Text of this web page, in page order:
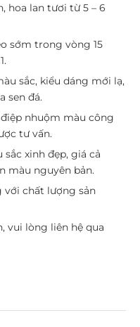
hoa lan tươi từ 5 – 6
sớm trong vòng 15
sắc, kiểu dáng mới lạ,
sen đá.
nhuộm màu công
tư vấn.
xinh đẹp, giá cả
màu nguyên bản.
với chất lượng sản
vui lòng liên hệ qua